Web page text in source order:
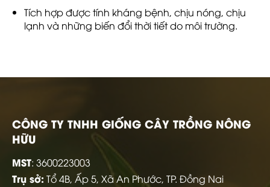
Tích hợp được tính kháng bệnh, chịu nóng, chịu
lạnh và những biến đổi thời tiết do môi trường.
CÔNG TY TNHH GIỐNG CÂY TRỒNG NÔNG
HỮU
MST: 3600223003
Trụ sở: Tổ 4B, Ấp 5, Xã An Phước, TP. Đồng Nai